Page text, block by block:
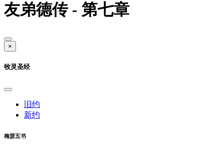
友弟德传 - 第七章
×
牧灵圣经
旧约
新约
梅瑟五书